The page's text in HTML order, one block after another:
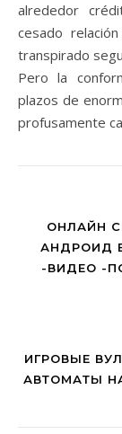
alrededor
cesado
transpirado
Pero la
plazos de
profusamente
ОНЛАЙН
АНДРОИД
-ВИДЕО -
ИГРОВЫЕ
АВТОМАТЫ